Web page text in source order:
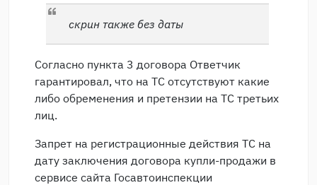
скрин также без даты
Согласно пункта 3 договора Ответчик
гарантировал, что на ТС отсутствуют какие
либо обременения и претензии на ТС третьих
лиц.
Запрет на регистрационные действия ТС на
дату заключения договора купли-продажи в
сервисе сайта Госавтоинспекции